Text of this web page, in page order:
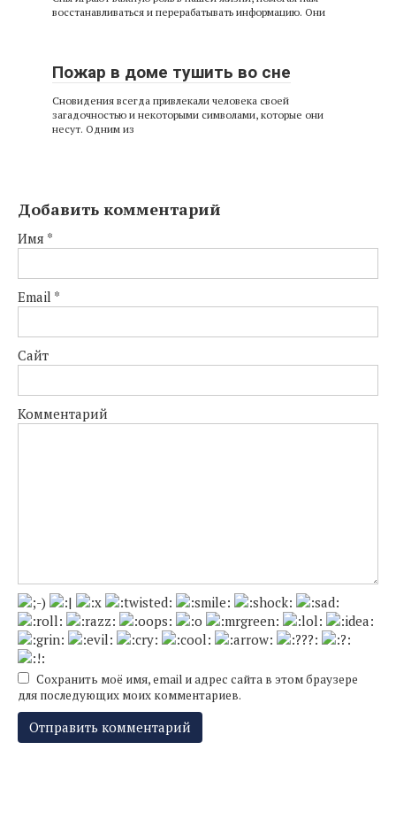
восстанавливаться и перерабатывать информацию. Они
Пожар в доме тушить во сне
Сновидения всегда привлекали человека своей
загадочностью и некоторыми символами, которые они
несут. Одним из
Добавить комментарий
Имя *
Email *
Сайт
Комментарий
Сохранить моё имя, email и адрес сайта в этом браузере
для последующих моих комментариев.